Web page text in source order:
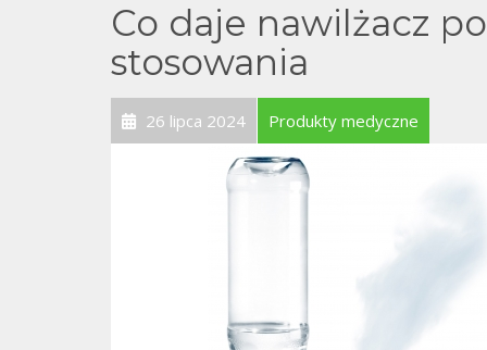
Co daje nawilżacz
stosowania
26 lipca 2024 Produkty medyczne